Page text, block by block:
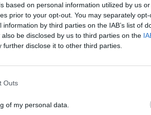
based on personal information utilized by us
prior to your opt-out. You may separately
by third parties on the IAB’s list of
be disclosed by us to third parties on the
further disclose it to other third parties.
Outs
of my personal data.
Η
και